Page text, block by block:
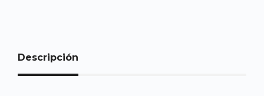
Descripción